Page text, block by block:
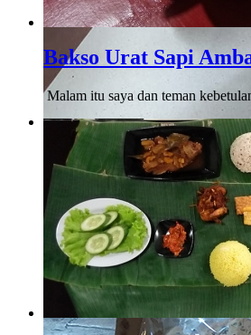
Denta Coffee
Ketika mendengar namanya
yang terbayang oleh saya ..
Bakso Urat Sapi
Malam itu saya dan teman